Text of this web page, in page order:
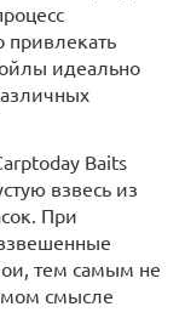
привлекать
идеально
Baits
взвесь из
При
тем самым не
смысле